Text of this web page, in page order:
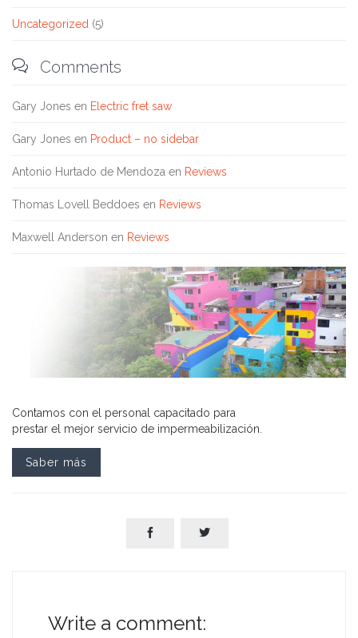
Uncategorized (5)
 Comments
Gary Jones en Electric fret saw
Gary Jones en Product – no sidebar
Antonio Hurtado de Mendoza en Reviews
Thomas Lovell Beddoes en Reviews
Maxwell Anderson en Reviews
Contamos con el personal capacitado para
prestar el mejor servicio de impermeabilización.
Saber más
 
Write a comment: